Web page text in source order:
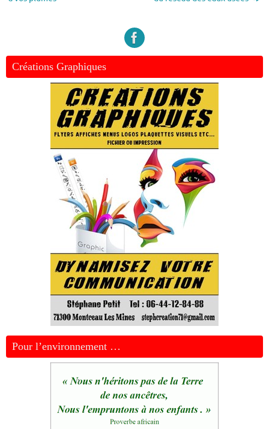
Créations Graphiques
Pour l’environnement …